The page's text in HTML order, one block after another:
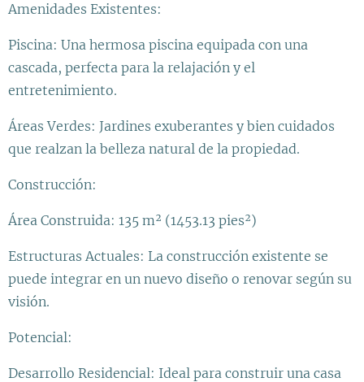
Amenidades Existentes:
Piscina: Una hermosa piscina equipada con una
cascada, perfecta para la relajación y el
entretenimiento.
Áreas Verdes: Jardines exuberantes y bien cuidados
que realzan la belleza natural de la propiedad.
Construcción:
Área Construida: 135 m² (1453.13 pies²)
Estructuras Actuales: La construcción existente se
puede integrar en un nuevo diseño o renovar según su
visión.
Potencial:
Desarrollo Residencial: Ideal para construir una casa